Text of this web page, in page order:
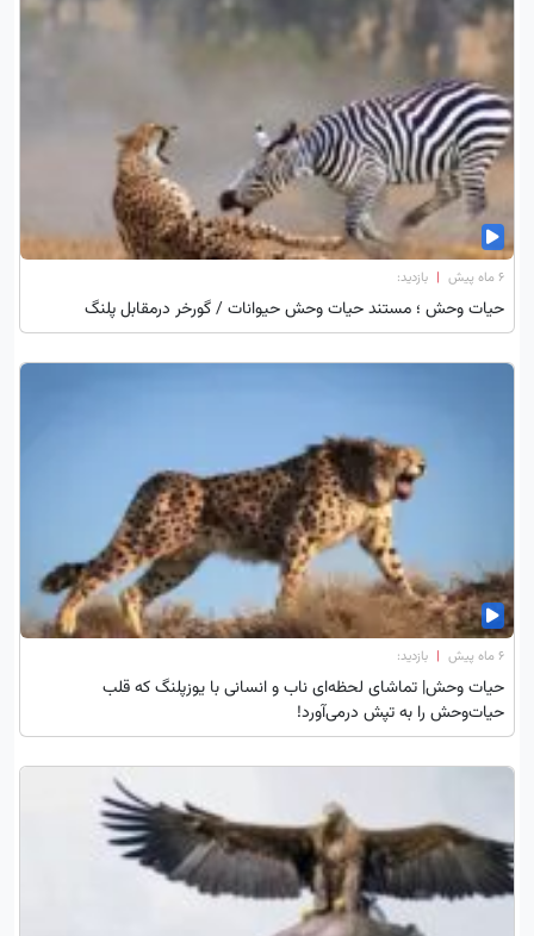
۶ ماه پیش | بازدید:
حیات وحش ؛ مستند حیات وحش حیوانات / گورخر درمقابل پلنگ
۶ ماه پیش | بازدید:
حیات وحش| تماشای لحظه‌ای ناب و انسانی با یوزپلنگ که قلب
حیات‌وحش را به تپش درمی‌آورد!